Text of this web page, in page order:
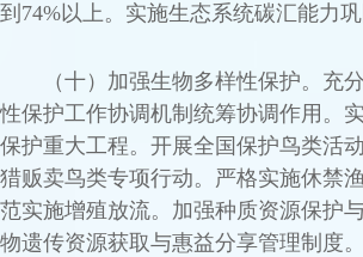
到74%以上。实施生态系统碳汇能力巩
（十）加强生物多样性保护。充
性保护工作协调机制统筹协调作用。
保护重大工程。开展全国保护鸟类活
猎贩卖鸟类专项行动。严格实施休禁
范实施增殖放流。加强种质资源保护
物遗传资源获取与惠益分享管理制度